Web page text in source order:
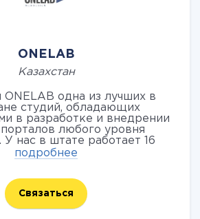
ONELAB
Казахстан
ONELAB одна из лучших в
студий, обладающих
в разработке и внедрении
любого уровня
У нас в штате работает 16
6 аттестованных 1С-
стороной развития
сайтов занимается
именуемое ONEHOST.kz. В
подробнее
Связаться